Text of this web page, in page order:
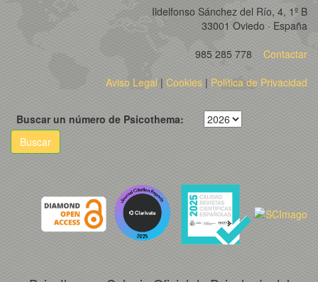
Ildelfonso Sánchez del Río, 4, 1º B
33001 Oviedo · España
985 285 778
Contactar
Aviso Legal| Cookies | Política de Privacidad
Buscar un número de Psicothema:
Buscar